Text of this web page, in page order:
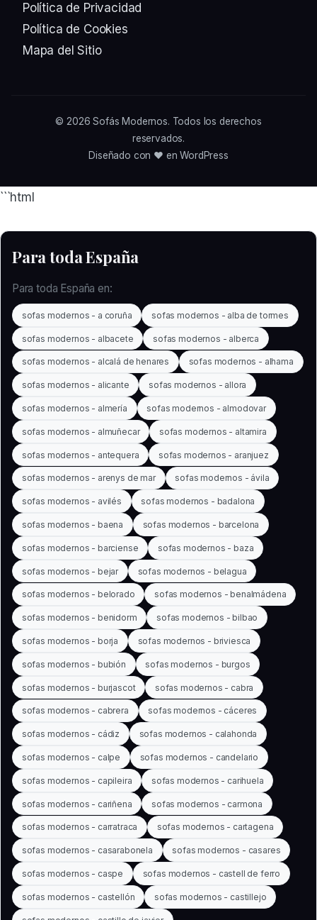
Política de Privacidad
Política de Cookies
Mapa del Sitio
© 2026Sofás Modernos. Todos los derechos
reservados.
Diseñado con ❤️ en WordPress
```html
Para toda España
Para toda España en:
sofas modernos - a coruña sofas modernos - alba de tormes
sofas modernos - albacete sofas modernos - alberca
sofas modernos - alcalá de henares sofas modernos - alhama
sofas modernos - alicante sofas modernos - allora
sofas modernos - almería sofas modernos - almodovar
sofas modernos - almuñecar sofas modernos - altamira
sofas modernos - antequera sofas modernos - aranjuez
sofas modernos - arenys de mar sofas modernos - ávila
sofas modernos - avilés sofas modernos - badalona
sofas modernos - baena sofas modernos - barcelona
sofas modernos - barciense sofas modernos - baza
sofas modernos - bejar sofas modernos - belagua
sofas modernos - belorado sofas modernos - benalmádena
sofas modernos - benidorm sofas modernos - bilbao
sofas modernos - borja sofas modernos - briviesca
sofas modernos - bubión sofas modernos - burgos
sofas modernos - burjascot sofas modernos - cabra
sofas modernos - cabrera sofas modernos - cáceres
sofas modernos - cádiz sofas modernos - calahonda
sofas modernos - calpe sofas modernos - candelario
sofas modernos - capileira sofas modernos - carihuela
sofas modernos - cariñena sofas modernos - carmona
sofas modernos - carratraca sofas modernos - cartagena
sofas modernos - casarabonela sofas modernos - casares
sofas modernos - caspe sofas modernos - castell de ferro
sofas modernos - castellón sofas modernos - castillejo